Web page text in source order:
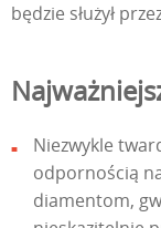
będzie służył
Niezwykle
odpornością
diamentom,